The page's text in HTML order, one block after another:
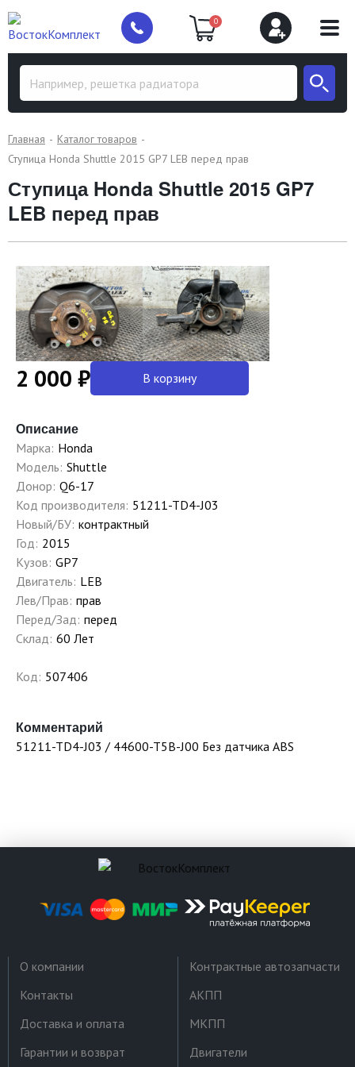
0
Главная
Каталог товаров
Ступица Honda Shuttle 2015 GP7 LEB перед прав
Ступица Honda Shuttle 2015 GP7
LEB перед прав
2 000 ₽ В корзину
Описание
Марка: Honda
Модель: Shuttle
Донор: Q6-17
Код производителя: 51211-TD4-J03
Новый/БУ: контрактный
Год: 2015
Кузов: GP7
Двигатель: LEB
Лев/Прав: прав
Перед/Зад: перед
Склад: 60 Лет
Код: 507406
Комментарий
51211-TD4-J03 / 44600-T5B-J00 Без датчика ABS
О компании
Контакты
Доставка и оплата
Гарантии и возврат
Контрактные автозапчасти
АКПП
МКПП
Двигатели